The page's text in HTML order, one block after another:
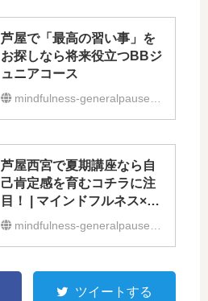
芦屋で「最高の習い事」を
お探しなら将来役立つBBジ
ュニアコース
mindfulness-generalpause.com
芦屋西宮で夏期講座なら自
己肯定感を育むコチラに注
目！ | マインドフルネス×速
読スクール
GeneralpauseLP
mindfulness-generalpause.com
ツイートする